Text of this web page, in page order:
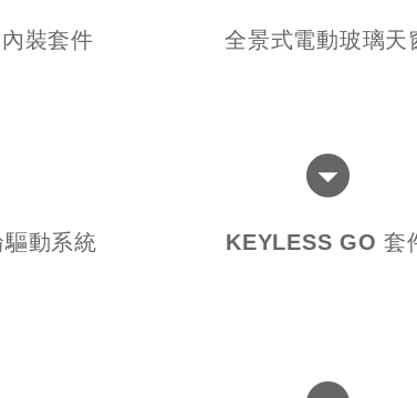
裝套件 全景式電動玻璃天
動系統 KEYLESS GO 套